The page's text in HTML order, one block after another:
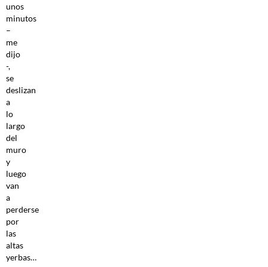
unos
minutos
–
me
dijo
-,
se
deslizan
a
lo
largo
del
muro
y
luego
van
a
perderse
por
las
altas
yerbas…